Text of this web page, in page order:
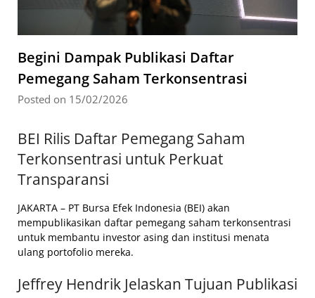
Begini Dampak Publikasi Daftar
Pemegang Saham Terkonsentrasi
Posted on 15/02/2026
BEI Rilis Daftar Pemegang Saham
Terkonsentrasi untuk Perkuat
Transparansi
JAKARTA – PT Bursa Efek Indonesia (BEI) akan
mempublikasikan daftar pemegang saham terkonsentrasi
untuk membantu investor asing dan institusi menata
ulang portofolio mereka.
Jeffrey Hendrik Jelaskan Tujuan Publikasi